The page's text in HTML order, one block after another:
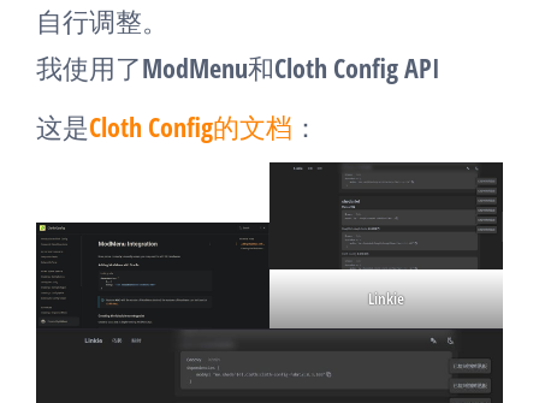
自行调整。
我使用了ModMenu和Cloth Config API
这是Cloth Config的文档 ：
Linkie